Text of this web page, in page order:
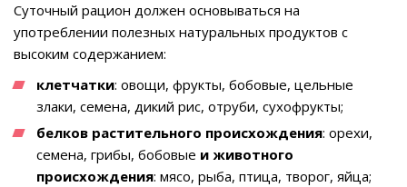
Суточный рацион должен основываться на
употреблении полезных натуральных продуктов с
высоким содержанием:
клетчатки: овощи, фрукты, бобовые, цельные
злаки, семена, дикий рис, отруби, сухофрукты;
белков растительного происхождения: орехи,
семена, грибы, бобовые и животного
происхождения: мясо, рыба, птица, творог, яйца;